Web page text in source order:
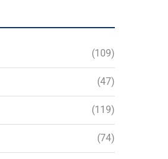
(109)
(47)
(119)
(74)